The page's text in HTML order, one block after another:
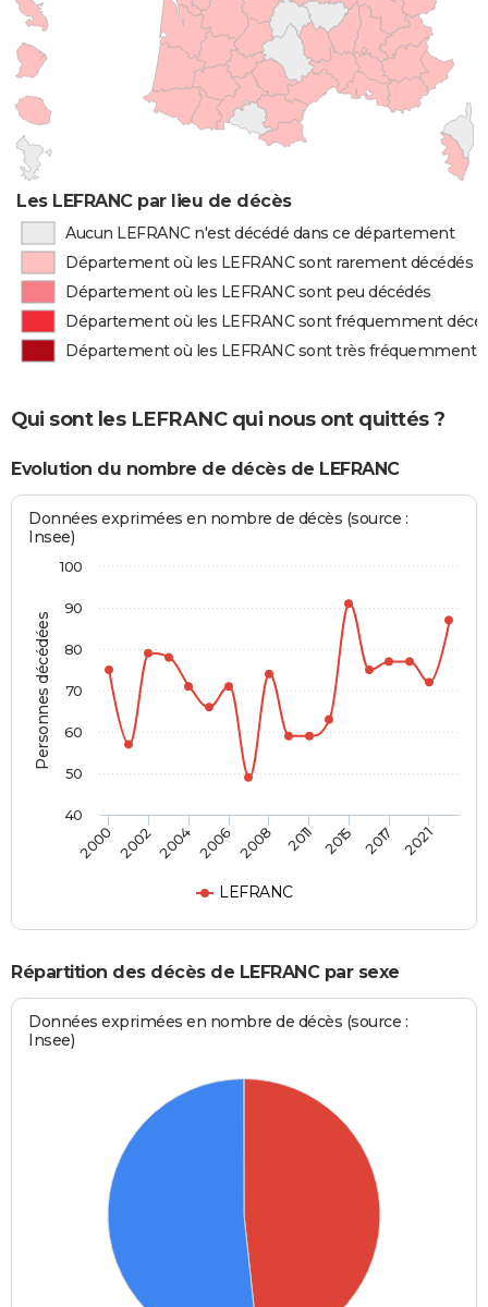
Les LEFRANC par lieu de décès
Aucun LEFRANC n'est décédé dans ce département
Département où les LEFRANC sont rarement décédés
Département où les LEFRANC sont peu décédés
Département où les LEFRANC sont fréquemment
Département où les LEFRANC sont très fréquemment
Qui sont les LEFRANC qui nous ont quittés ?
Evolution du nombre de décès de LEFRANC
Personnes décédées
Données exprimées en nombre de décès (source :
Insee)
LEFRANC
2000 20022004 2006 2008 2011 2015 2017 2021
40
50
60
70
80
90
100
Répartition des décès de LEFRANC par sexe
Données exprimées en nombre de décès (source :
Insee)